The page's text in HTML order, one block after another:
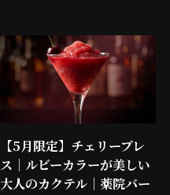
【5月限定】チェリーブレ
ス｜ルビーカラーが美しい
大人のカクテル｜薬院バー